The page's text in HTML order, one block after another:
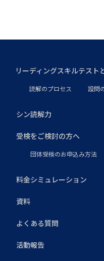
リーディングスキルテスト
読解のプロセス 設問
シン読解力
受検をご検討の方へ
団体受検のお申込み方法
料金シミュレーション
資料
よくある質問
活動報告